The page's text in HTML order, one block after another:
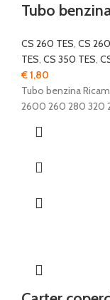
Tubo
CS 260 TES, CS
TES, CS 350 TES,
€1,80
Tubo benzina
2600 260 280 320